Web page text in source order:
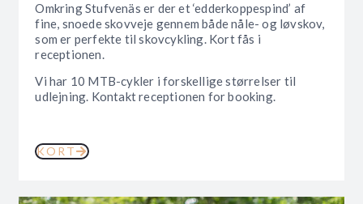
Omkring Stufvenäs er der et ‘edderkoppespind’ af
fine, snoede skovveje gennem både nåle- og løvskov,
som er perfekte til skovcykling. Kort fås i
receptionen.
Vi har 10 MTB-cykler i forskellige størrelser til
udlejning. Kontakt receptionen for booking.
KORT